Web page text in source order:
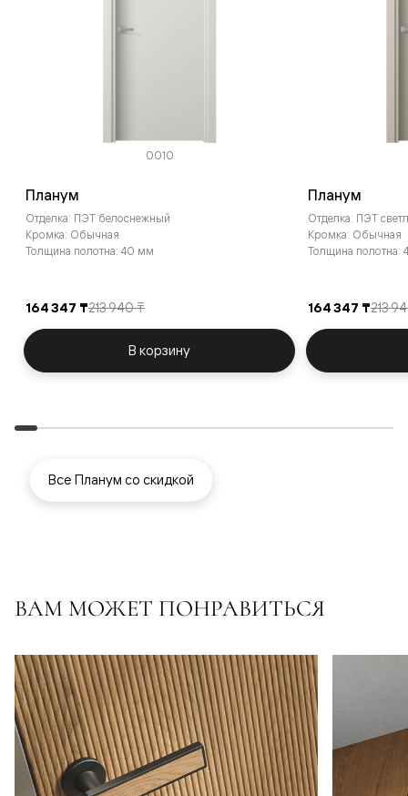
0010
Планум
Отделка: ПЭТ белоснежный
Кромка: Обычная
Толщина полотна: 40 мм
164 347 ₸213 940 ₸
В корзину
Планум
Отделка: ПЭТ
Кромка: Обычная
Толщина полотна:
164 347 ₸213
Все Планум со скидкой
ВАМ МОЖЕТ ПОНРАВИТЬСЯ